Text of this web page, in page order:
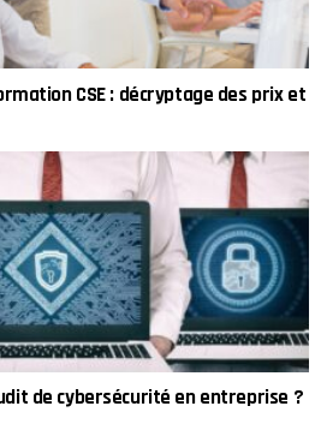
CSE : décryptage des prix et
de cybersécurité en entreprise ?